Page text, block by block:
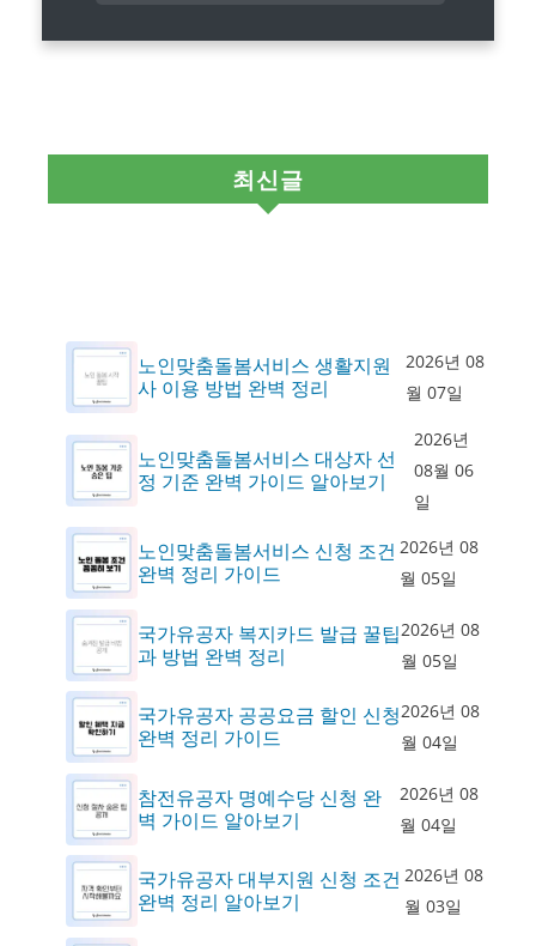
최신글
노인맞춤돌봄서비스 생활지원
사 이용 방법 완벽 정리
2026년 08
월 07일
노인맞춤돌봄서비스 대상자 선
정 기준 완벽 가이드 알아보기
2026년
08월 06
일
노인맞춤돌봄서비스 신청 조건
완벽 정리 가이드
2026년 08
월 05일
국가유공자 복지카드 발급 꿀팁
과 방법 완벽 정리
2026년 08
월 05일
국가유공자 공공요금 할인 신청
완벽 정리 가이드
2026년 08
월 04일
참전유공자 명예수당 신청 완
벽 가이드 알아보기
2026년 08
월 04일
국가유공자 대부지원 신청 조건
완벽 정리 알아보기
2026년 08
월 03일